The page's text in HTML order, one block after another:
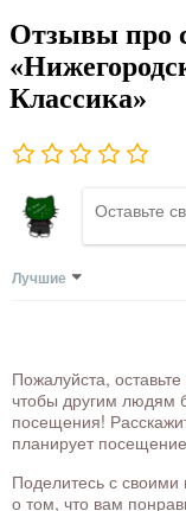
Отзывы про
Классика»
Лучшие
Пожалуйста,
чтобы другим людям
посещения!
планирует
Поделитесь с
о том, что вам